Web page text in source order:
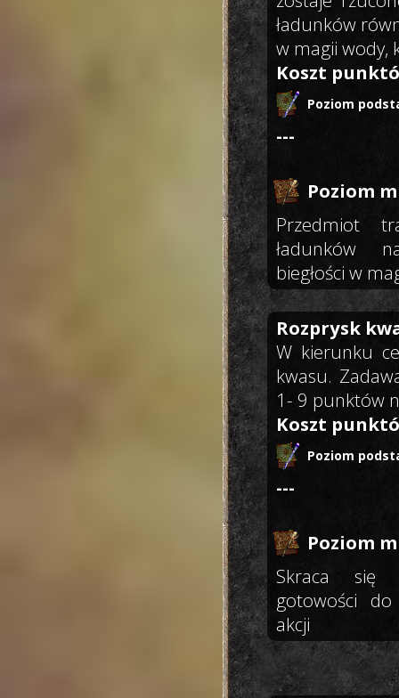
ładunków
w magii wody,
Koszt
Poziom
---
Poziom
Przedmiot
ładunków
biegłości w
Rozprysk
W kierunku
kwasu.
1- 9 punktów
Koszt
Poziom
---
Poziom
Skraca się
gotowości
akcji